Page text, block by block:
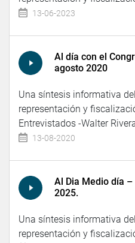
13-06-2023
Al día con el
agosto 2020
Una síntesis informativa
representación y
Entrevistados -Walter
13-08-2020
Al Dia Medio día
2025.
Una síntesis informativa
representación y